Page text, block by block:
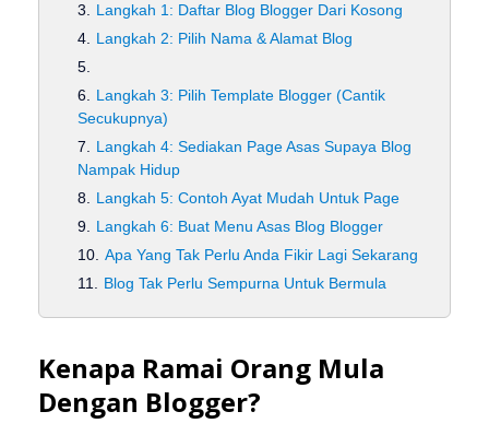
Langkah 1: Daftar Blog Blogger Dari Kosong
Langkah 2: Pilih Nama & Alamat Blog
Langkah 3: Pilih Template Blogger (Cantik
Secukupnya)
Langkah 4: Sediakan Page Asas Supaya Blog
Nampak Hidup
Langkah 5: Contoh Ayat Mudah Untuk Page
Langkah 6: Buat Menu Asas Blog Blogger
Apa Yang Tak Perlu Anda Fikir Lagi Sekarang
Blog Tak Perlu Sempurna Untuk Bermula
Kenapa Ramai Orang Mula
Dengan Blogger?